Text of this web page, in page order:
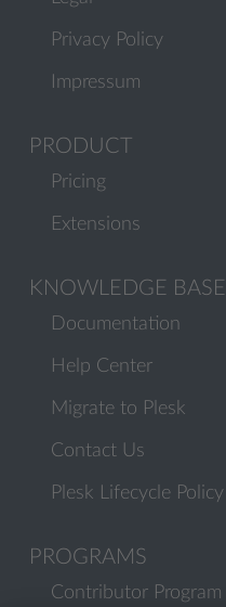
Privacy Policy
Impressum
PRODUCT
Pricing
Extensions
KNOWLEDGE BASE
Documentation
Help Center
Migrate to Plesk
Contact Us
Plesk Lifecycle Policy
PROGRAMS
Contributor Program